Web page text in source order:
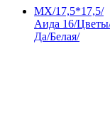
MX/17,5*17,5/
Аида 16/
Да/Белая/